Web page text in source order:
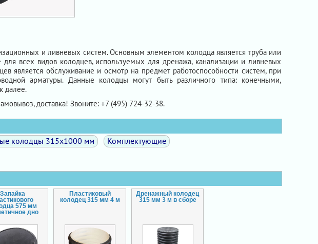
и ливневых систем. Основным элементом колодца является труба или
всех видов колодцев, используемых для дренажа, канализации и ливневых
является обслуживание и осмотр на предмет работоспособности систем, при
арматуры. Данные колодцы могут быть различного типа: конечными,
далее.
доставка! Звоните: +7 (495) 724-32-38.
колодцы 315х1000 мм
Комплектующие
Запайка
575 мм
дно
Пластиковый
колодец 315 мм 4 м
Дренажный колодец
315 мм 3 м в сборе